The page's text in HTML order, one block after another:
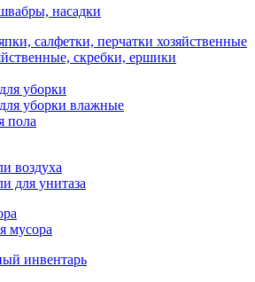
насадки
салфетки, перчатки хозяйственные
скребки, ершики
уборки
уборки влажные
пола
воздуха
для унитаза
мусора
инвентарь